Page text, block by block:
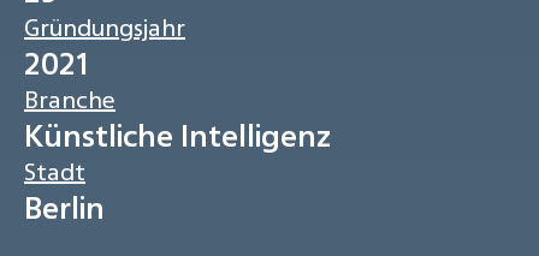
Gründungsjahr
2021
Branche
Künstliche Intelligenz
Stadt
Berlin